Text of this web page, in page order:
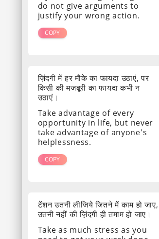
do not give arguments to
justify your wrong action.
COPY
ज़िंदगी में हर मौके का फायदा उठाएं, पर
किसी की मजबूरी का फायदा कभी न
उठाएं।
Take advantage of every
opportunity in life, but never
take advantage of anyone's
helplessness.
COPY
टेंशन उतनी लीजिये जितने में काम हो जाए,
उतनी नहीं की ज़िंदगी ही तमाम हो जाए।
Take as much stress as you